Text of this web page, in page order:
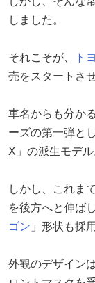
しました。
それこそが、 ト
売をスタートさ
車名からも分か
ーズの第一弾と
X」の派生モデル
しかし、これま
を後方へと伸ば
ゴン 」形状も採
外観のデザイン